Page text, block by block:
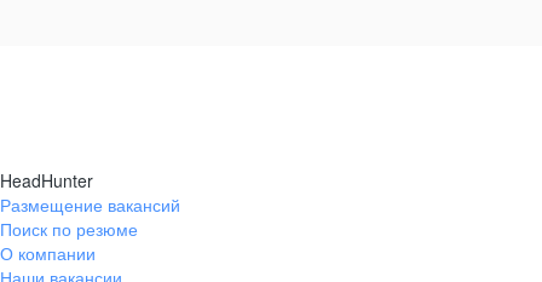
HeadHunter
Размещение вакансий
Поиск по резюме
О компании